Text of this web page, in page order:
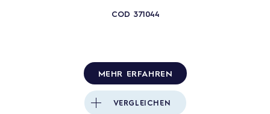
COD 371044
MEHR ERFAHREN
VERGLEICHEN